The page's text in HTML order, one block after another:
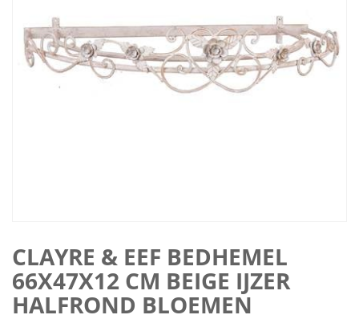
CLAYRE & EEF BEDHEMEL
66X47X12 CM BEIGE IJZER
HALFROND BLOEMEN